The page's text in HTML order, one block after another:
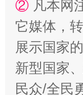
② 凡本网
它媒体，
展示国家
新型国家
民众/全民